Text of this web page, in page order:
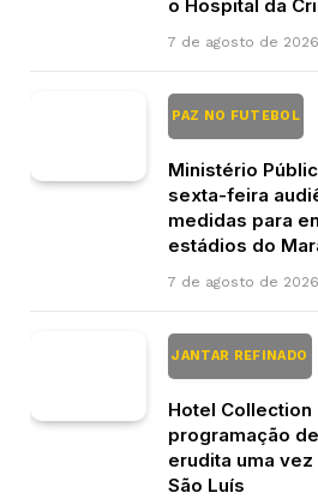
o Hospital da
7 de agosto de 2026
PAZ NO FUTEBOL
Ministério
sexta-feira
medidas para
estádios do
7 de agosto de 2026
JANTAR REFINADO
Hotel Collection
programação
erudita uma
São Luís